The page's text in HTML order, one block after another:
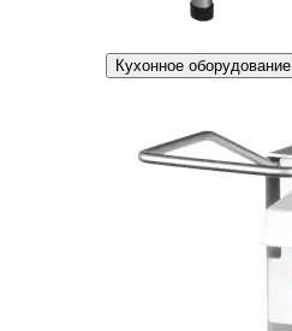
Кухонное оборудование